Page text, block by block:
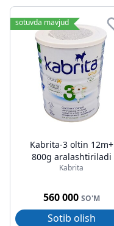
sotuvda mavjud
Kabrita-3 oltin 12m+
800g aralashtiriladi
Kabrita
560 000 SO'M
Sotib olish